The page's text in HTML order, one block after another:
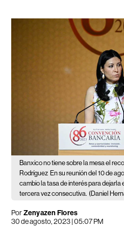
Banxico no tiene sobre la mesa el
Rodríguez En su reunión del 10 de
cambio la tasa de interés para dejarla
tercera vez consecutiva. (Daniel
PorZenyazen Flores
30 de agosto, 2023 | 05:07 PM